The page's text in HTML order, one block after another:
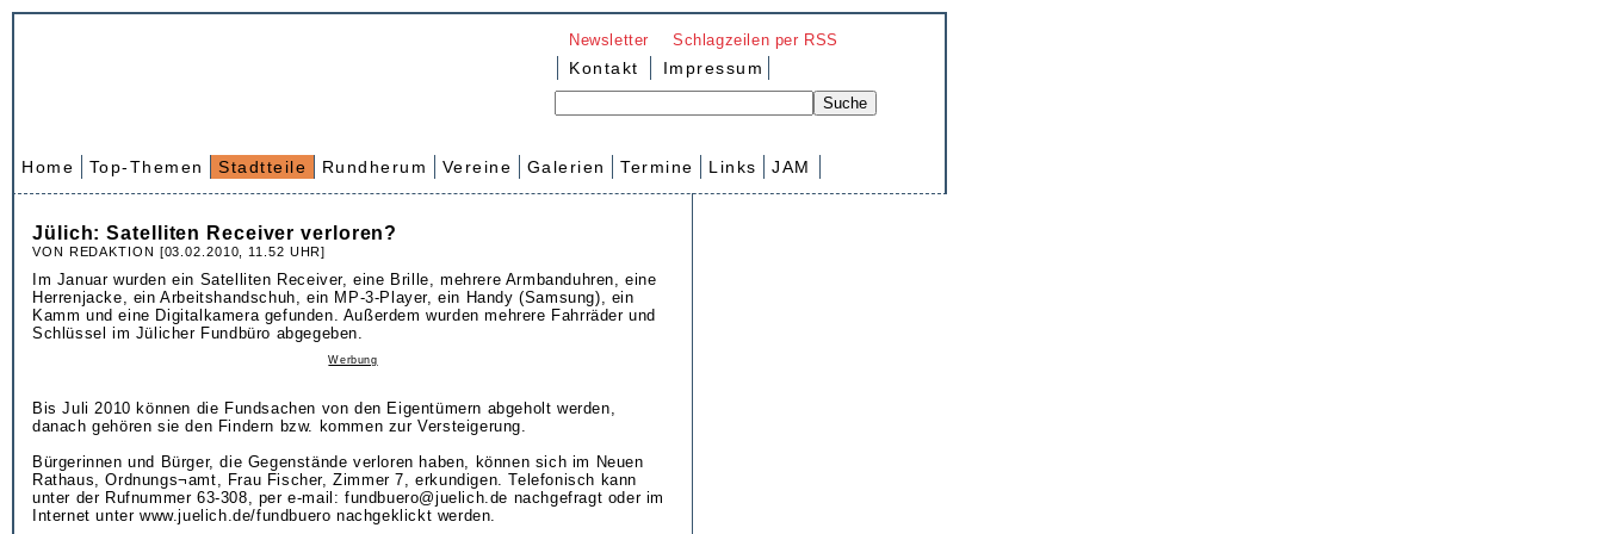
Newsletter Schlagzeilen per RSS
Kontakt Impressum
Home Top-Themen Stadtteile Rundherum Vereine Galerien Termine Links JAM
Jülich: Satelliten Receiver verloren?
VON REDAKTION [03.02.2010, 11.52 UHR]
Im Januar wurden ein Satelliten Receiver, eine Brille, mehrere Armbanduhren, eine
Herrenjacke, ein Arbeitshandschuh, ein MP-3-Player, ein Handy (Samsung), ein
Kamm und eine Digitalkamera gefunden. Außerdem wurden mehrere Fahrräder und
Schlüssel im Jülicher Fundbüro abgegeben.
Werbung
Bis Juli 2010 können die Fundsachen von den Eigentümern abgeholt werden,
danach gehören sie den Findern bzw. kommen zur Versteigerung.
Bürgerinnen und Bürger, die Gegenstände verloren haben, können sich im Neuen
Rathaus, Ordnungs¬amt, Frau Fischer, Zimmer 7, erkundigen. Telefonisch kann
unter der Rufnummer 63-308, per e-mail: fundbuero@juelich.de nachgefragt oder im
Internet unter www.juelich.de/fundbuero nachgeklickt werden.